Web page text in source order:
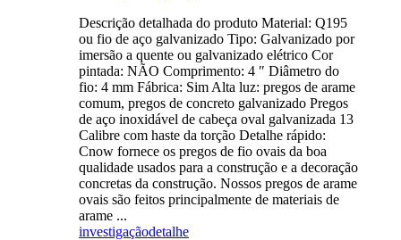
Descrição detalhada do produto Material: Q195
ou fio de aço galvanizado Tipo: Galvanizado por
imersão a quente ou galvanizado elétrico Cor
pintada: NÃO Comprimento: 4 ″ Diâmetro do
fio: 4 mm Fábrica: Sim Alta luz: pregos de arame
comum, pregos de concreto galvanizado Pregos
de aço inoxidável de cabeça oval galvanizada 13
Calibre com haste da torção Detalhe rápido:
Cnow fornece os pregos de fio ovais da boa
qualidade usados ​​para a construção e a decoração
concretas da construção. Nossos pregos de arame
ovais são feitos principalmente de materiais de
arame ...
investigaçãodetalhe